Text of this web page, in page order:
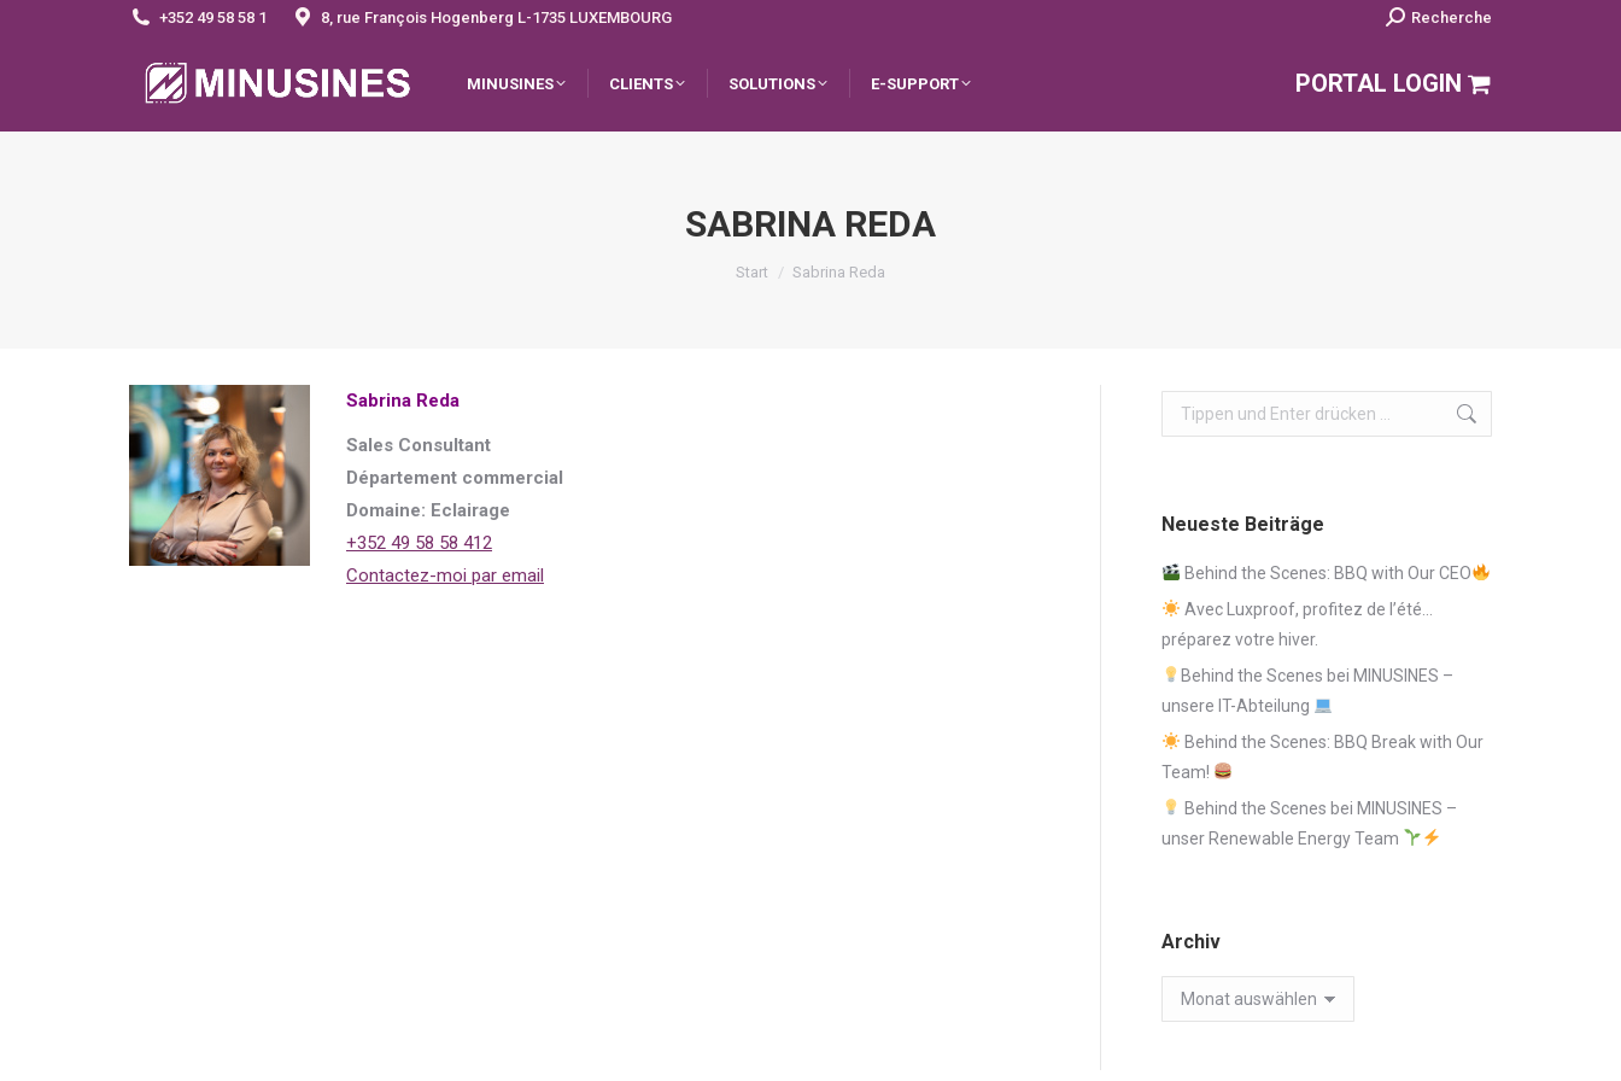
+352 49 58 58 1 8, rue François Hogenberg L-1735 LUXEMBOURG Search:Recherche
MINUSINES CLIENTS SOLUTIONS E-SUPPORT PORTAL LOGIN
SABRINA REDA
Sie befinden sich hier:
Start Sabrina Reda
Sabrina Reda
Sales Consultant
Département commercial
Domaine: Eclairage
+352 49 58 58 412
Contactez-moi par email
Search:
Neueste Beiträge
Behind the Scenes: BBQ with Our CEO
Avec Luxproof, profitez de l’été…
préparez votre hiver.
Behind the Scenes bei MINUSINES –
unsere IT-Abteilung
Behind the Scenes: BBQ Break with Our
Team!
Behind the Scenes bei MINUSINES –
unser Renewable Energy Team
Archiv
Archiv